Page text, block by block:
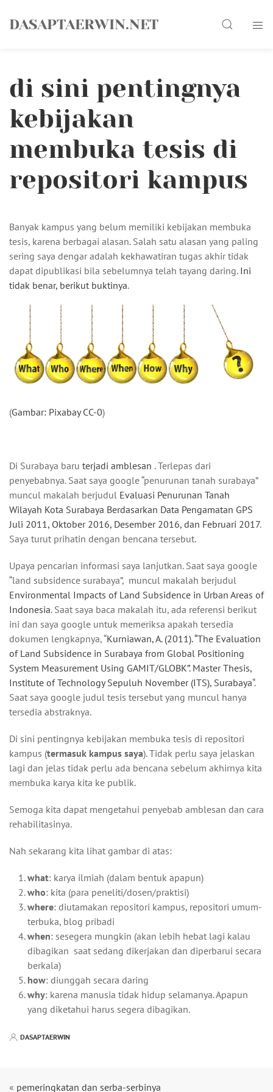
DASAPTAERWIN.NET Search
di sini pentingnya
kebijakan
membuka tesis di
repositori kampus
Banyak kampus yang belum memiliki kebijakan membuka
tesis, karena berbagai alasan. Salah satu alasan yang paling
sering saya dengar adalah kekhawatiran tugas akhir tidak
dapat dipublikasi bila sebelumnya telah tayang daring. Ini
tidak benar, berikut buktinya.
(Gambar: Pixabay CC-0)
Di Surabaya baru terjadi amblesan . Terlepas dari
penyebabnya. Saat saya google “penurunan tanah surabaya”
muncul makalah berjudul Evaluasi Penurunan Tanah
Wilayah Kota Surabaya Berdasarkan Data Pengamatan GPS
Juli 2011, Oktober 2016, Desember 2016, dan Februari 2017.
Saya turut prihatin dengan bencana tersebut.
Upaya pencarian informasi saya lanjutkan. Saat saya google
“land subsidence surabaya”, muncul makalah berjudul
Environmental Impacts of Land Subsidence in Urban Areas of
Indonesia. Saat saya baca makalah itu, ada referensi berikut
ini dan saya google untuk memeriksa apakah tersedia
dokumen lengkapnya, “Kurniawan, A. (2011). “The Evaluation
of Land Subsidence in Surabaya from Global Positioning
System Measurement Using GAMIT/GLOBK”. Master Thesis,
Institute of Technology Sepuluh November (ITS), Surabaya“.
Saat saya google judul tesis tersebut yang muncul hanya
tersedia abstraknya.
Di sini pentingnya kebijakan membuka tesis di repositori
kampus (termasuk kampus saya). Tidak perlu saya jelaskan
lagi dan jelas tidak perlu ada bencana sebelum akhirnya kita
membuka karya kita ke publik.
Semoga kita dapat mengetahui penyebab amblesan dan cara
rehabilitasinya.
Nah sekarang kita lihat gambar di atas:
what: karya ilmiah (dalam bentuk apapun)
who: kita (para peneliti/dosen/praktisi)
where: diutamakan repositori kampus, repositori umum-
terbuka, blog pribadi
when: sesegera mungkin (akan lebih hebat lagi kalau
dibagikan saat sedang dikerjakan dan diperbarui secara
berkala)
how: diunggah secara daring
why: karena manusia tidak hidup selamanya. Apapun
yang diketahui harus segera dibagikan.
DASAPTAERWIN
« pemeringkatan dan serba-serbinya